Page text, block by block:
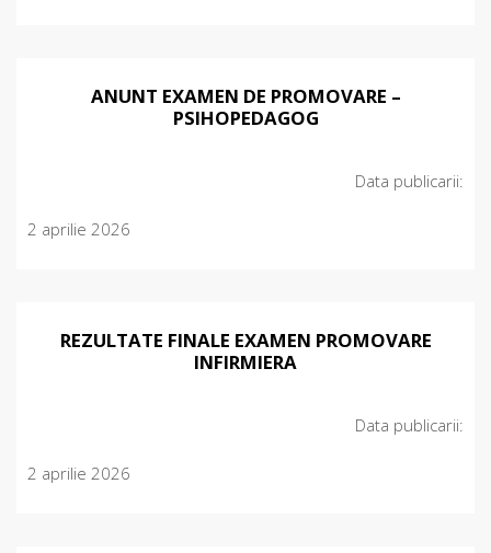
ANUNT EXAMEN DE PROMOVARE –
PSIHOPEDAGOG
Data publicarii:
2 aprilie 2026
REZULTATE FINALE EXAMEN PROMOVARE
INFIRMIERA
Data publicarii:
2 aprilie 2026